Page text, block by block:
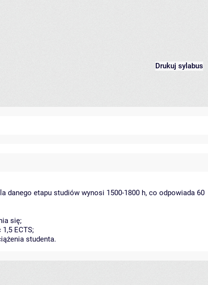
Drukuj sylabus
danego etapu studiów wynosi 1500-1800 h, co odpowiada 60
się;
ECTS;
studenta.